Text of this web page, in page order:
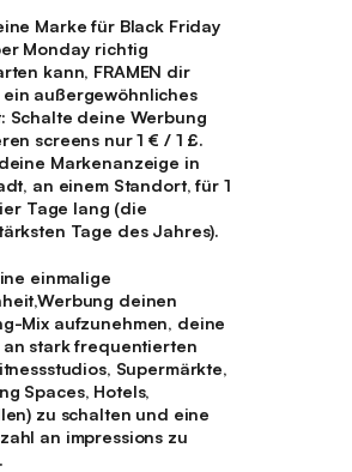
Marke für Black Friday
Monday richtig
kann, FRAMEN dir
ein außergewöhnliches
Schalte deine Werbung
screens nur 1 € / 1 £.
Markenanzeige in
an einem Standort, für 1
Tage lang (die
Tage des Jahres).
einmalige
deinen
Mix aufzunehmen, deine
an stark frequentierten
Supermärkte,
Spaces, Hotels,
zu schalten und eine
an impressions zu